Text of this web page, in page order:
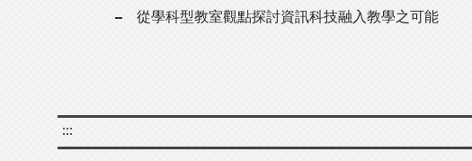
從學科型教室觀點探討資訊科技融入教學之可能
:::